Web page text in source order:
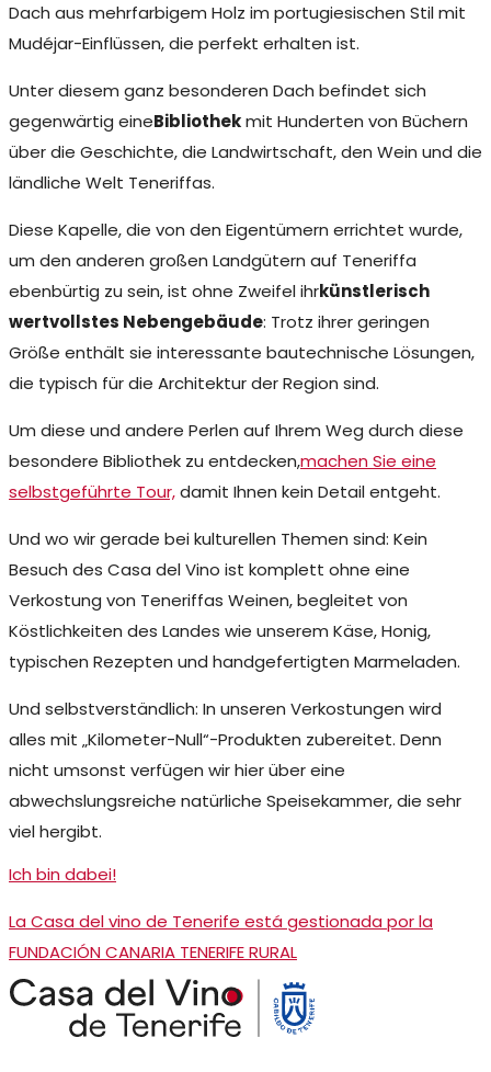
Dach aus mehrfarbigem Holz im portugiesischen Stil mit
Mudéjar-Einflüssen, die perfekt erhalten ist.
Unter diesem ganz besonderen Dach befindet sich
gegenwärtig eineBibliothekmit Hunderten von Büchern
über die Geschichte, die Landwirtschaft, den Wein und die
ländliche Welt Teneriffas.
Diese Kapelle, die von den Eigentümern errichtet wurde,
um den anderen großen Landgütern auf Teneriffa
ebenbürtig zu sein, ist ohne Zweifel ihrkünstlerisch
wertvollstes Nebengebäude: Trotz ihrer geringen
Größe enthält sie interessante bautechnische Lösungen,
die typisch für die Architektur der Region sind.
Um diese und andere Perlen auf Ihrem Weg durch diese
besondere Bibliothek zu entdecken,machen Sie eine
selbstgeführte Tour,damit Ihnen kein Detail entgeht.
Und wo wir gerade bei kulturellen Themen sind: Kein
Besuch des Casa del Vino ist komplett ohne eine
Verkostung von Teneriffas Weinen, begleitet von
Köstlichkeiten des Landes wie unserem Käse, Honig,
typischen Rezepten und handgefertigten Marmeladen.
Und selbstverständlich: In unseren Verkostungen wird
alles mit „Kilometer-Null“-Produkten zubereitet. Denn
nicht umsonst verfügen wir hier über eine
abwechslungsreiche natürliche Speisekammer, die sehr
viel hergibt.
Ich bin dabei!
La Casa del vino de Tenerife está gestionada por la
FUNDACIÓN CANARIA TENERIFE RURAL